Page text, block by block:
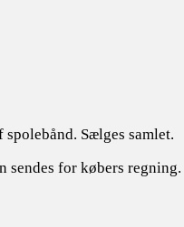
Sælges samlet.
sendes for købers regning.